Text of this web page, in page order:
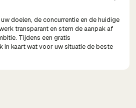
doelen, de concurrentie en de huidige
transparant en stem de aanpak af
Tijdens een gratis
in kaart wat voor uw situatie de beste